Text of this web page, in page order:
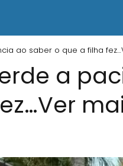
ao saber o que a filha
a